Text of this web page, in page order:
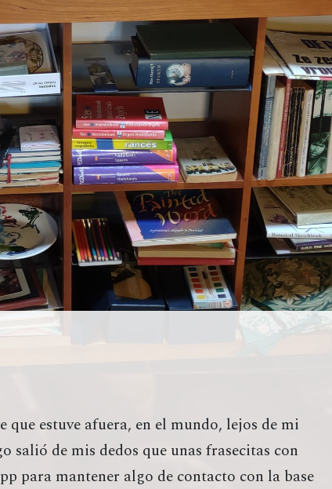
que estuve afuera, en el mundo, lejos de mi
salió de mis dedos que unas frasecitas con
para mantener algo de contacto con la base